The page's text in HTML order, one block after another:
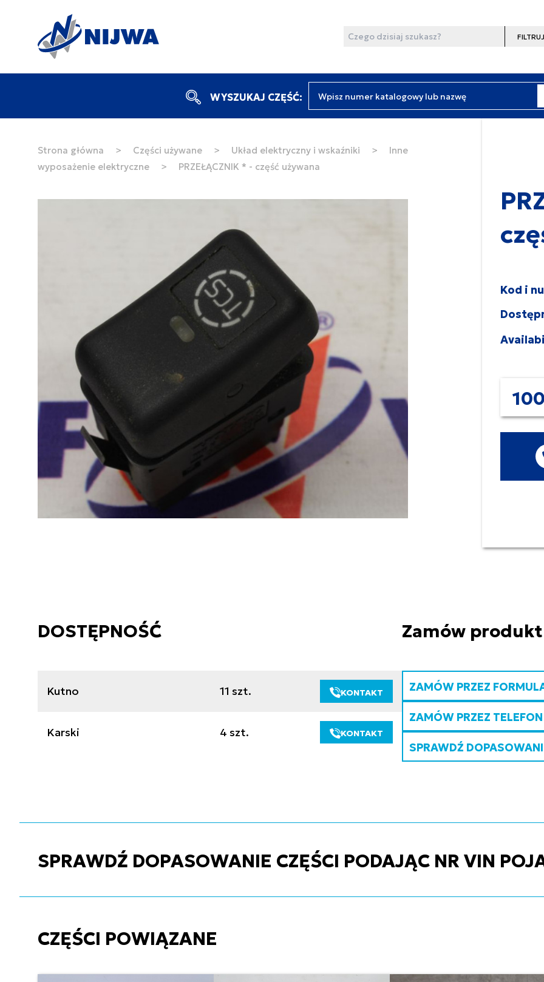
Wyszukaj
Filtruj
WYSZUKAJ CZĘŚĆ:
Strona główna > Części używane > Układ elektryczny i wskaźniki >
Inne
wyposażenie elektryczne
> PRZEŁĄCZNIK * - część używana
Kod i
DOSTĘPNOŚĆ
Kutno 11 szt. KONTAKT
Karski 4 szt. KONTAKT
Zamów produkt
ZAMÓW PRZEZ
ZAMÓW PRZEZ TELEFON
SPRAWDŹ
SPRAWDŹ DOPASOWANIE CZĘŚCI PODAJĄC NR VIN
CZĘŚCI POWIĄZANE